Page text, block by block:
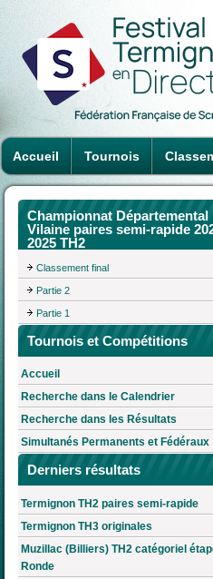
Accueil Tournois
Championnat Départemental
Vilaine paires semi-rapide
2025 TH2
Classement final
Partie 2
Partie 1
Tournois et Compétitions
Accueil
Recherche dans le Calendrier
Recherche dans les Résultats
Simultanés Permanents et Fédéraux
Derniers résultats
Termignon TH2 paires semi-rapide
Termignon TH3 originales
Muzillac (Billiers) TH2 catégoriel
Ronde